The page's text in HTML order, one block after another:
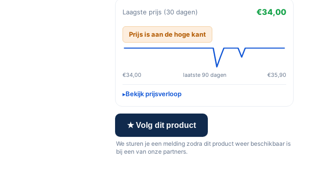
Laagste prijs (30 dagen) €34,00
Prijs is aan de hoge kant
€34,00 laatste 90 dagen €35,90
Bekijk prijsverloop
★ Volg dit product
We sturen je een melding zodra dit product weer beschikbaar is
bij een van onze partners.